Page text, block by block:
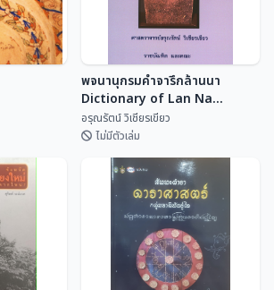
พจนานุกรมคำจารึกล้านนา
Dictionary of Lan Na
Inscriptional Vocabulary
อรุณรัตน์ วิเชียรเขี...
พจนานุกรมคำจารึกล้านนา
Dictionary of Lan Na
Inscriptional Vocabulary
อรุณรัตน์ วิเชียรเขียว
ไม่มีตัวเล่ม